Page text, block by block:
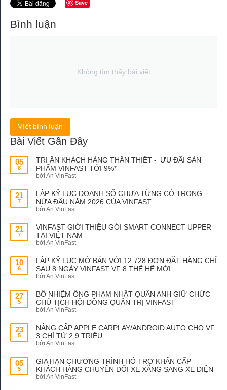
Save
Bình luận
Không tìm thấy bài viết
Viết bình luận
Bài Viết Gần Đây
05
8
TRI ÂN KHÁCH HÀNG THÂN THIẾT - ƯU ĐÃI SẢN
PHẨM VINFAST TỚI 9%*
bởi An VinFast
21
7
LẬP KỶ LỤC DOANH SỐ CHƯA TỪNG CÓ TRONG
NỬA ĐẦU NĂM 2026 CỦA VINFAST
bởi An VinFast
21
7
VINFAST GIỚI THIỆU GÓI SMART CONNECT UPPER
TẠI VIỆT NAM
bởi An VinFast
10
6
LẬP KỶ LỤC MỞ BÁN VỚI 12.728 ĐƠN ĐẶT HÀNG CHỈ
SAU 8 NGÀY VINFAST VF 8 THẾ HỆ MỚI
bởi An VinFast
27
5
BỔ NHIỆM ÔNG PHẠM NHẬT QUÂN ANH GIỮ CHỨC
CHỦ TỊCH HỘI ĐỒNG QUẢN TRỊ VINFAST
bởi An VinFast
23
5
NÂNG CẤP APPLE CARPLAY/ANDROID AUTO CHO VF
3 CHỈ TỪ 2,9 TRIỆU
bởi An VinFast
05
5
GIA HẠN CHƯƠNG TRÌNH HỖ TRỢ KHẨN CẤP
KHÁCH HÀNG CHUYỂN ĐỔI XE XĂNG SANG XE ĐIỆN
bởi An VinFast